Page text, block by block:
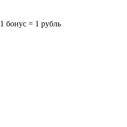
1 бонус = 1 рубль